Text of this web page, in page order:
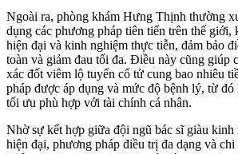
Ngoài ra, phòng khám Hưng Thịnh thường
dụng các phương pháp tiên tiến trên thế giới,
hiện đại và kinh nghiệm thực tiễn, đảm bảo
toàn và giảm đau tối đa. Điều này cũng giúp
xác đốt viêm lộ tuyến cổ tử cung bao nhiêu
pháp được áp dụng và mức độ bệnh lý, từ
tối ưu phù hợp với tài chính cá nhân.
Nhờ sự kết hợp giữa đội ngũ bác sĩ giàu kinh
hiện đại, phương pháp điều trị đa dạng và